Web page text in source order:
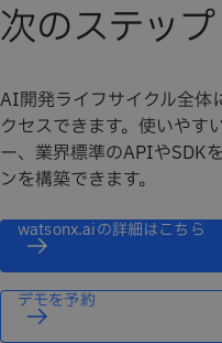
次のステップ
AI開発ライフサイクル全体
クセスできます。使いやす
ー、業界標準のAPIやSDK
ンを構築できます。
watsonx.aiの詳細はこちら
デモを予約